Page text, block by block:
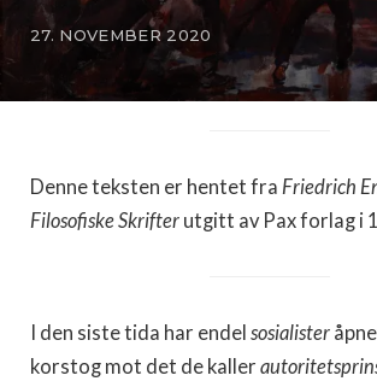
27. NOVEMBER 2020
Denne teksten er hentet fra Friedrich
Filosofiske Skrifter utgitt av Pax forlag i
I den siste tida har endel sosialister
korstog mot det de kaller